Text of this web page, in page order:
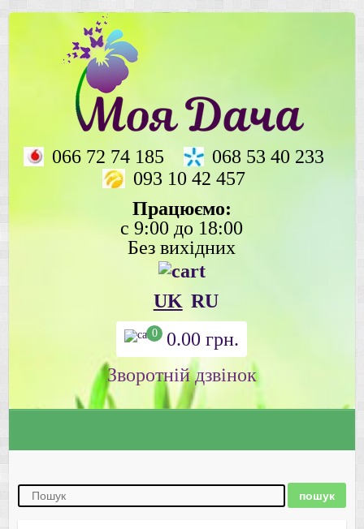
066 72 74 185
068 53 40 233
093 10 42 457
Працюємо:
с 9:00 до 18:00
Без вихідних
UK RU
0 0.00грн.
Зворотній дзвінок